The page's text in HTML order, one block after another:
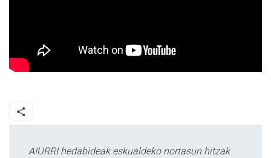
AIURRI hedabideak eskualdeko nortasun hitzak